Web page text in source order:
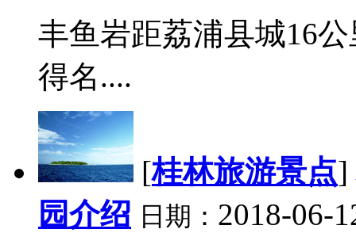
丰鱼岩距荔浦县城16
得名....
[桂林旅游景点]
园介绍 日期： 2018-06-